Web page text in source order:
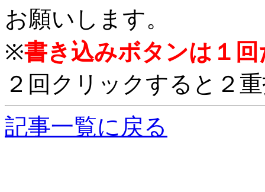
お願いします。
※書き込みボタンは１
２回クリックすると２
記事一覧に戻る